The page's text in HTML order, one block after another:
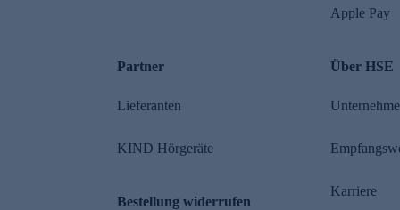
Apple Pay
Partner
Lieferanten
KIND Hörgeräte
Bestellung widerrufen
Über HSE
Karriere